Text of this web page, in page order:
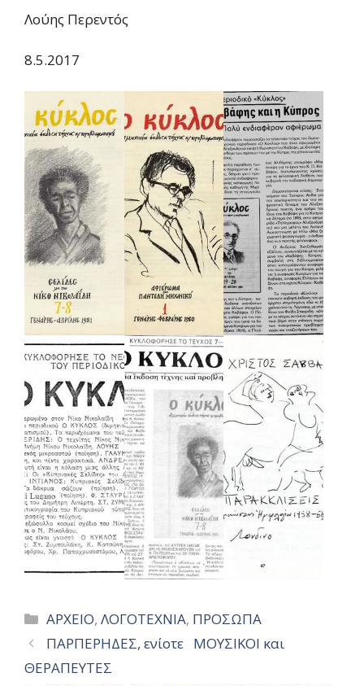
Λούης Περεντός
8.5.2017
Categories
ΑΡΧΕΙΟ,ΛΟΓΟΤΕΧΝΙΑ, ΠΡΟΣΩΠΑ
ΠΑΡΠΕΡΗΔΕΣ, ενίοτε ΜΟΥΣΙΚΟΙ και
ΘΕΡΑΠΕΥΤΕΣ